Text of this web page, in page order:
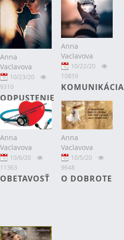
Anna
Vaclavova
10/23/20
9310
ODPUSTENIE
Anna
Vaclavova
10/22/20
10859
KOMUNIKÁCIA
Anna
Vaclavova
10/6/20
11363
OBETAVOSŤ
Anna
Vaclavova
10/5/20
9648
O DOBROTE